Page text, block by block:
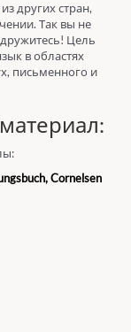
других стран,
Так вы не
Цель
в областях
письменного и
Cornelsen